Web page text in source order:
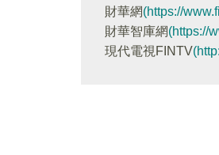
財華網(https://
財華智庫網(https://
現代電視FINTV